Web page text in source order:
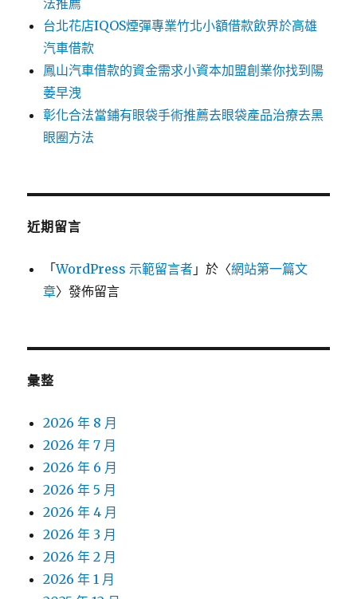
法推薦
台北花店IQOS煙彈專業竹北小額借款飲界於高雄
汽車借款
鳳山汽車借款的資金需求小資本加盟創業你找到陽
萎早洩
彰化合法當鋪有眼袋手術推薦去眼袋產品治療去黑
眼圈方法
近期留言
「WordPress 示範留言者 」於〈網站第一篇文
章〉發佈留言
彙整
2026 年 8 月
2026 年 7 月
2026 年 6 月
2026 年 5 月
2026 年 4 月
2026 年 3 月
2026 年 2 月
2026 年 1 月